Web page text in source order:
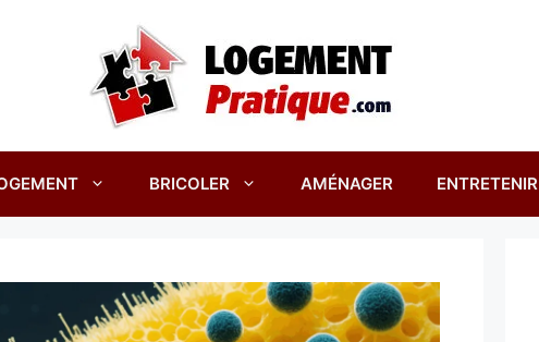
BRICOLER AMÉNAGER ENTRETENIR